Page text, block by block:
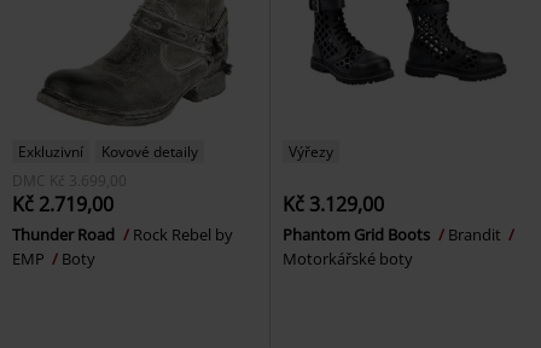
Exkluzivní
Kovové detaily
DMC
Kč 3.699,00
Kč 2.719,00
Thunder Road
Rock Rebel by
EMP
Boty
Výřezy
Kč 3.129,00
Phantom Grid Boots
Brandit
Motorkářské boty